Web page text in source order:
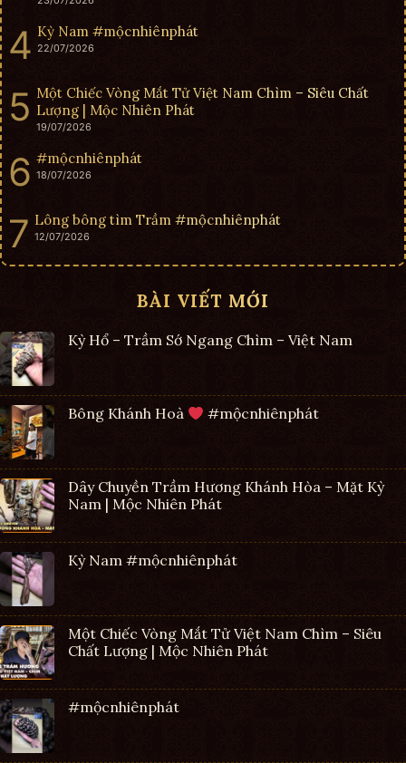
Kỳ Nam #mộcnhiênphát
22/07/2026
Một Chiếc Vòng Mắt Tử Việt Nam Chìm – Siêu Chất
Lượng | Mộc Nhiên Phát
19/07/2026
#mộcnhiênphát
18/07/2026
Lông bông tìm Trầm #mộcnhiênphát
12/07/2026
BÀI VIẾT MỚI
Kỳ Hổ – Trầm Sớ Ngang Chìm – Việt Nam
Bông Khánh Hoà #mộcnhiênphát
Dây Chuyền Trầm Hương Khánh Hòa – Mặt Kỳ
Nam | Mộc Nhiên Phát
Kỳ Nam #mộcnhiênphát
Một Chiếc Vòng Mắt Tử Việt Nam Chìm – Siêu
Chất Lượng | Mộc Nhiên Phát
#mộcnhiênphát